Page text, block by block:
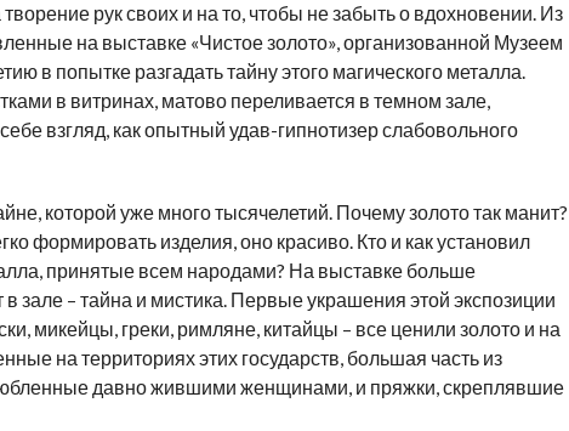
рук своих и на то, чтобы не забыть о вдохновении. Из
на выставке «Чистое золото», организованной Музеем
в попытке разгадать тайну этого магического металла.
в витринах, матово переливается в темном зале,
взгляд, как опытный удав-гипнотизер слабовольного
которой уже много тысячелетий. Почему золото так манит?
формировать изделия, оно красиво. Кто и как установил
принятые всем народами? На выставке больше
зале – тайна и мистика. Первые украшения этой экспозиции
микейцы, греки, римляне, китайцы – все ценили золото и на
на территориях этих государств, большая часть из
давно жившими женщинами, и пряжки, скреплявшие